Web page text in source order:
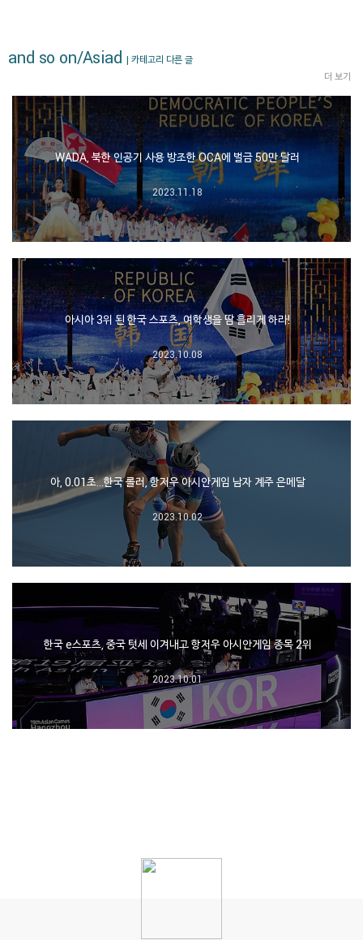
and so on/Asiad | 카테고리 다른 글
더 보기
WADA, 북한 인공기 사용 방조한 OCA에 벌금 50만 달러
2023.11.18
아시아 3위 된 한국 스포츠, 여학생을 땀 흘리게 하라!
2023.10.08
아, 0.01초…한국 롤러, 항저우 아시안게임 남자 계주 은메달
2023.10.02
한국 e스포츠, 중국 텃세 이겨내고 항저우 아시안게임 종목 2위
2023.10.01